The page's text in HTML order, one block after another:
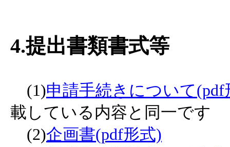
4.提出書類書式等
(1)申請手続きについて(pdf
載している内容と同一です
(2)企画書(pdf形式)